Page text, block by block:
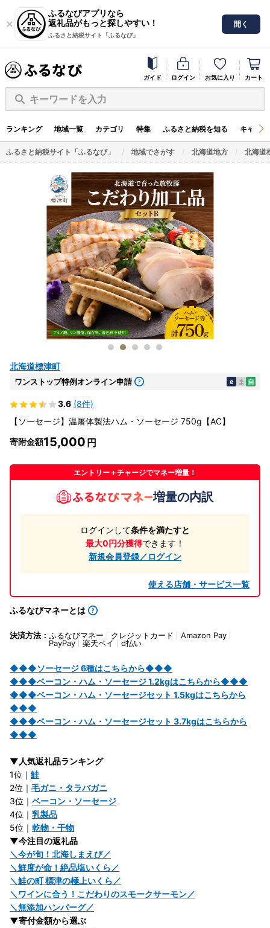
ふるなびアプリなら
返礼品がもっと探しやすい！
ふるさと納税サイト「ふるなび」
開く
ガイド ログイン お気に入り カート
キーワードを入力
ランキング 地域一覧 カテゴリ 特集 ふるさと納税を知る キャン
ふるさと納税サイト「ふるなび」 地域でさがす 北海道地方 北海道
北海道標津町
ワンストップ特例オンライン申請 e ま 自
3.6 (8件)
【ソーセージ】温屠体製法ハム・ソーセージ 750g【AC】
寄附金額15,000
エントリー＋チャージでマネー増量！
増量の内訳
ログインして条件を満たすと
最大0円分獲得できます！
新規会員登録／ログイン
使える店舗・サービス一覧
ふるなびマネーとは
決済方法： ふるなびマネー クレジットカード
Amazon Pay
PayPay
楽天ペイ d払い
◆◆◆ソーセージ 6種はこちらから◆◆◆
◆◆◆ベーコン・ハム・ソーセージ 1.2kgはこちらから◆◆◆
◆◆◆ベーコン・ハム・ソーセージセット 1.5kgはこちらから
◆◆◆
◆◆◆ベーコン・ハム・ソーセージセット 3.7kgはこちらから
◆◆◆
▼人気返礼品ランキング
1位｜ 鮭
2位｜ 毛ガニ・タラバガニ
3位｜ ベーコン・ソーセージ
4位｜ 乳製品
5位｜ 乾物・干物
▼今注目の返礼品
＼今が旬！北海しまえび／
＼鮮度が命！絶品塩いくら／
＼鮭の町 標津の極上いくら／
＼ワインに合う！こだわりのスモークサーモン／
＼無添加ハンバーグ／
▼寄付金額から選ぶ